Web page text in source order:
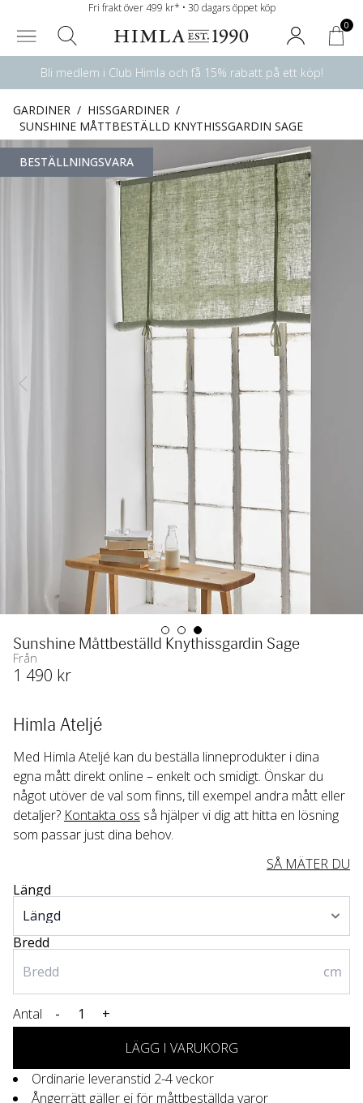
Fri frakt över 499 kr* • 30 dagars öppet köp
0
Bli medlem i Club Himla och få 15% rabatt på ett köp!
GARDINER / HISSGARDINER /
SUNSHINE MÅTTBESTÄLLD KNYTHISSGARDIN SAGE
BESTÄLLNINGSVARA
Sunshine Måttbeställd Knythissgardin Sage
Från
1 490 kr
Himla Ateljé
Med Himla Ateljé kan du beställa linneprodukter i dina
egna mått direkt online – enkelt och smidigt. Önskar du
något utöver de val som finns, till exempel andra mått eller
detaljer? Kontakta oss så hjälper vi dig att hitta en lösning
som passar just dina behov.
SÅ MÄTER DU
Längd
Bredd
cm
Antal -
+
LÄGG I VARUKORG
Ordinarie leveranstid 2-4 veckor
Ångerrätt gäller ej för måttbeställda varor